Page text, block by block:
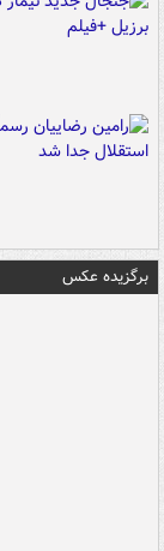
برگزیده عکس